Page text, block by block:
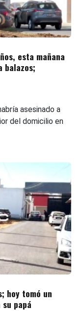
esta mañana
balazos;
asesinado a
del domicilio en
hoy tomó un
papá